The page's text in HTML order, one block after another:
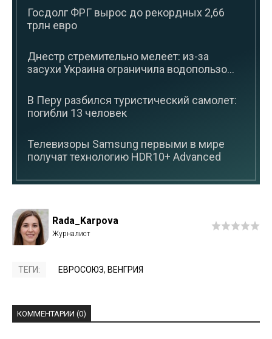
Госдолг ФРГ вырос до рекордных 2,66
трлн евро
Днестр стремительно мелеет: из-за
засухи Украина ограничила водопользо...
В Перу разбился туристический самолет:
погибли 13 человек
Телевизоры Samsung первыми в мире
получат технологию HDR10+ Advanced
Rada_Karpova
ТЕГИ: ЕВРОСОЮЗ, ВЕНГРИЯ
КОММЕНТАРИИ (0)